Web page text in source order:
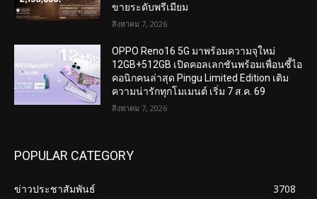
ขายระดับพรีเมียม
สิงหาคม 7, 2026
OPPO Reno16 5G มาพร้อมความจุใหม่
12GB+512GB เปิดคอลเลกชันพร้อมเพื่อนซี้ไอ
คอนิกคนล่าสุด Pingu Limited Edition เติม
ความน่ารักทุกโมเมนต์ เริ่ม 7 ส.ค. 69
สิงหาคม 7, 2026
POPULAR CATEGORY
ข่าวประชาสัมพันธ์
3708